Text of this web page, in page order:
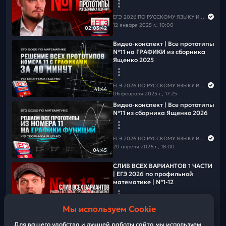
📲Канал в MAX
⚠️Чтобы не пропустить вебинары и полезную информацию
по русскому языку,подпишись на рассылку
02:03:42
12 января 2025 г., 10:00
41:44
Видео-конcпект | Все прототипы
№11 на ГРАФИКИ из сборника
Ященко 2025
ЕГЭ 2026 ПО РУССКОМУ ЯЗЫКУ И МАТЕМАТИКЕ
06 февраля 2025 г., 17:25
04:45
Видео-конcпект | Все прототипы
№11 из сборника Ященко 2026
ЕГЭ 2026 ПО РУССКОМУ ЯЗЫКУ И МАТЕМАТИКЕ
20 апреля 2026 г., 18:00
03:54:37
СЛИВ ВСЕХ ВАРИАНТОВ 1 ЧАСТИ
| ЕГЭ 2026 по профильной
математике | №1-12
05 мая 2026 г., 08:00
Мы используем Cookie
Для вашего удобства и лучшей работы сайта мы используем